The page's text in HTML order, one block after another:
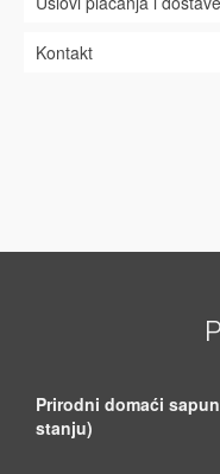
Kontakt
Prirodni domaći
stanju)